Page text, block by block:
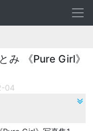
み 《Pure Girl》
04